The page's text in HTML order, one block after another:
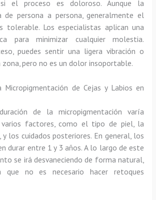
el proceso es doloroso. Aunque la
de persona a persona, generalmente el
tolerable. Los especialistas aplican una
para minimizar cualquier molestia.
puedes sentir una ligera vibración o
zona, pero no es un dolor insoportable.
Micropigmentación de Cejas y Labios en
de la micropigmentación varía
varios factores, como el tipo de piel, la
los cuidados posteriores. En general, los
durar entre 1 y 3 años. A lo largo de este
se irá desvaneciendo de forma natural,
que no es necesario hacer retoques